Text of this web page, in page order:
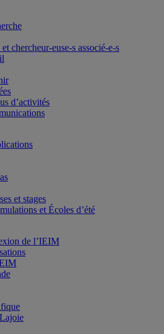
chercheur-euse-s associé-e-s
d’activités
et stages
et Écoles d’été
de l’IEIM